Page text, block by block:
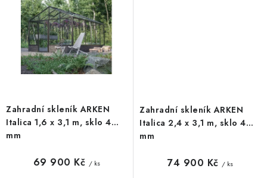
Zahradní skleník ARKEN
Italica 1,6 x 3,1 m, sklo 4
mm
69 900 Kč / ks
Zahradní skleník ARKEN
Italica 2,4 x 3,1 m, sklo 4
mm
74 900 Kč / ks